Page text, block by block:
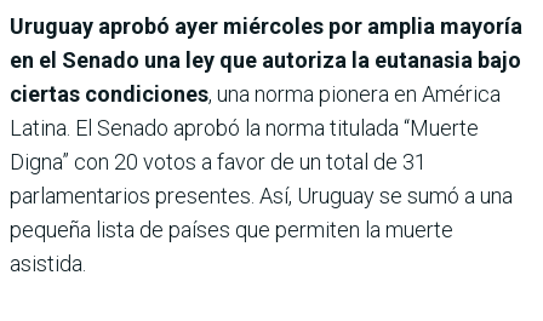
Uruguay aprobó ayer miércoles por amplia mayoría
en el Senado una ley que autoriza la eutanasia bajo
ciertas condiciones, una norma pionera en América
Latina. El Senado aprobó la norma titulada “Muerte
Digna” con 20 votos a favor de un total de 31
parlamentarios presentes. Así, Uruguay se sumó a una
pequeña lista de países que permiten la muerte
asistida.